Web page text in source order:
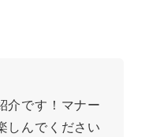
介です！マナー
しんでください